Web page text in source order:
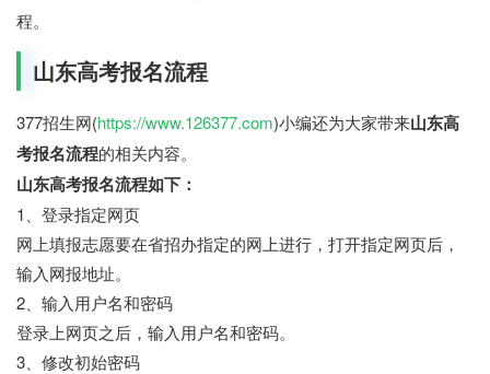
程。
山东高考报名流程
377招生网(https://www.126377.com)小编还为大家带来山东高
考报名流程的相关内容。
山东高考报名流程如下：
1、登录指定网页
网上填报志愿要在省招办指定的网上进行，打开指定网页后，
输入网报地址。
2、输入用户名和密码
登录上网页之后，输入用户名和密码。
3、修改初始密码